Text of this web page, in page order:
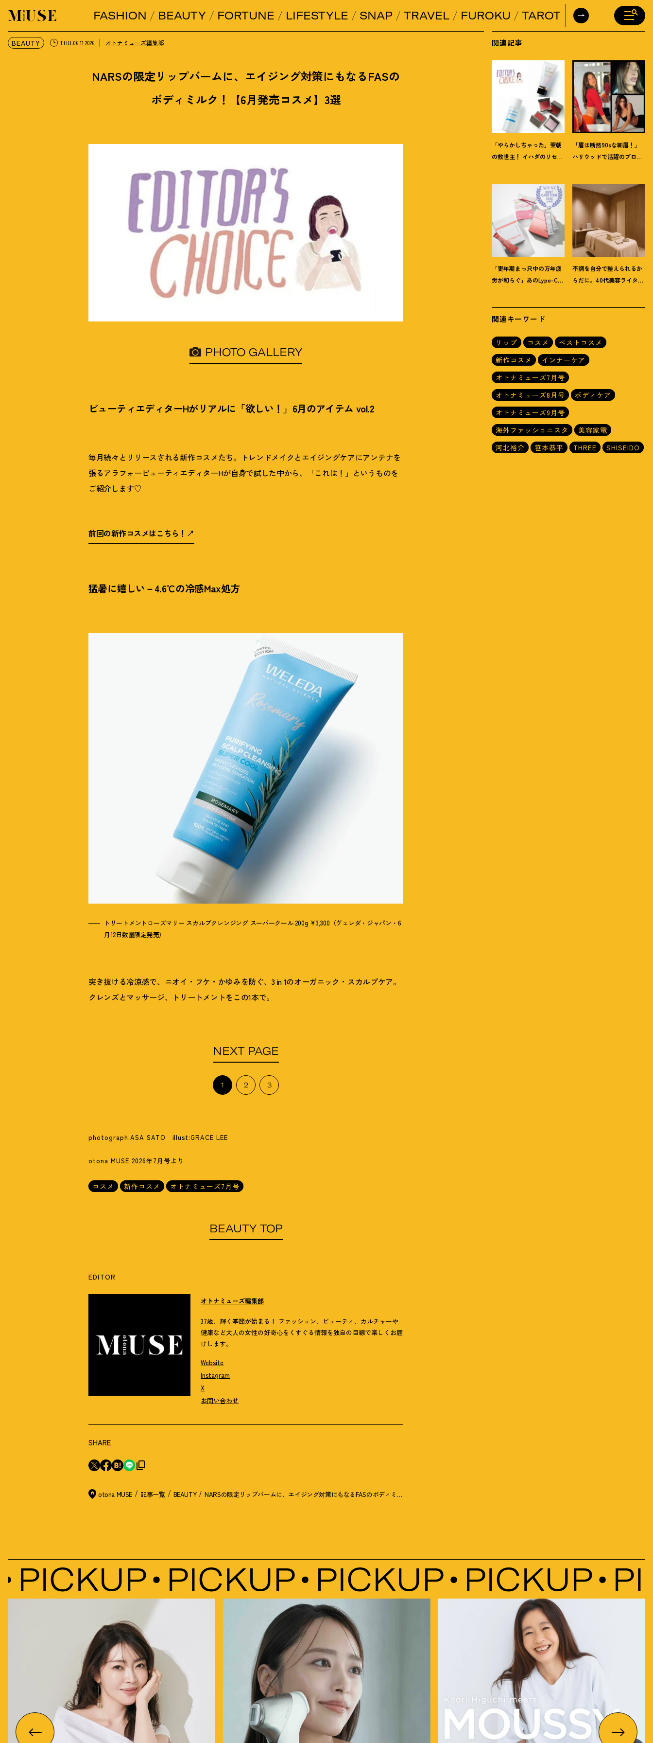
オトナミューズ ウェブFASHION BEAUTY FORTUNE LIFESTYLE SNAP TRAVEL FUROKU TAROT DAILY
BEAUTY THU.06.11 2026 オトナミューズ編集部
NARSの限定リップバームに、エイジング対策にもなるFASの
ボディミルク ！ 【6月発売コスメ】3選
PHOTO GALLERY
ビューティエディターHがリアルに「欲しい ！ 」6月のアイテム vol.2
毎月続々とリリースされる新作コスメたち。トレンドメイクとエイジングケアにアンテナを
張るアラフォービューティエディターHが自身で試した中から、「これは！」というものを
ご紹介します♡
前回の新作コスメはこちら ！
猛暑に嬉しい－4.6℃の冷感Max処方
トリートメントローズマリー スカルプクレンジング スーパークール 200g ¥3,300（ヴェレダ・ジャパン・6
月12日数量限定発売）
突き抜ける冷涼感で、ニオイ・フケ・かゆみを防ぐ、3 in 1のオーガニック・スカルプケア。
クレンズとマッサージ、トリートメントをこの1本で。
NEXT PAGE
1 2 3
photograph:ASA SATO illust:GRACE LEE
otona MUSE 2026年7月号より
コスメ 新作コスメ オトナミューズ7月号
BEAUTY TOP
EDITOR
オトナミューズ編集部
37歳、輝く季節が始まる！ ファッション、ビューティ、カルチャーや
健康など大人の女性の好奇心をくすぐる情報を独自の目線で楽しくお届
けします。
Website
Instagram
X
お問い合わせ
SHARE
otona MUSE 記事一覧 BEAUTY NARSの限定リップバームに、エイジング対策にもなるFASのボディミルク
関連記事
「やらかしちゃった」翌朝
の救世主 ！ イハダのリセッ
「眉は断然90sな細眉 ！ 」
ハリウッドで活躍のプロに
「更年期まっ只中の万年疲
労が和らぐ」あのLypo-C新
不調を自分で整えられるか
らだに。40代美容ライター
関連キーワード
リップ コスメ
ベストコスメ
新作コスメ
インナーケア
オトナミューズ7月号
オトナミューズ8月号
ボディケア
オトナミューズ9月号
海外ファッショニスタ
美容家電
河北裕介
笹本恭平 THREE SHISEIDO
PICKUP PICKUP PICKUP